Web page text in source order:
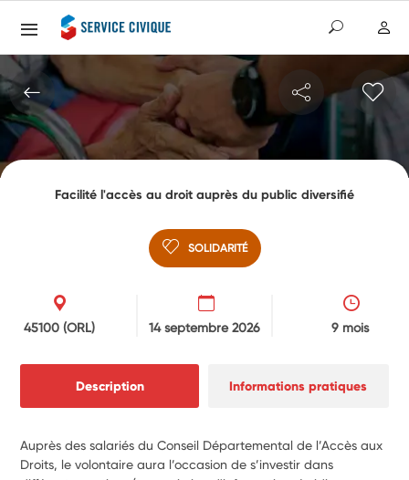
Facilité l'accès au droit auprès du public diversifié
SOLIDARITÉ
45100 (ORL) 14 septembre 2026 9 mois
Description Informations pratiques
Auprès des salariés du Conseil Départemental de l’Accès aux
Droits, le volontaire aura l’occasion de s’investir dans